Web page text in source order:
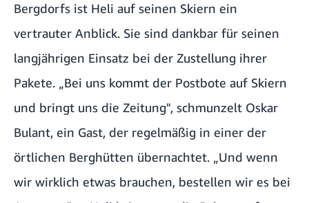
Bergdorfs ist Heli auf seinen Skiern ein
vertrauter Anblick. Sie sind dankbar für seinen
langjährigen Einsatz bei der Zustellung ihrer
Pakete. „Bei uns kommt der Postbote auf Skiern
und bringt uns die Zeitung", schmunzelt Oskar
Bulant, ein Gast, der regelmäßig in einer der
örtlichen Berghütten übernachtet. „Und wenn
wir wirklich etwas brauchen, bestellen wir es bei